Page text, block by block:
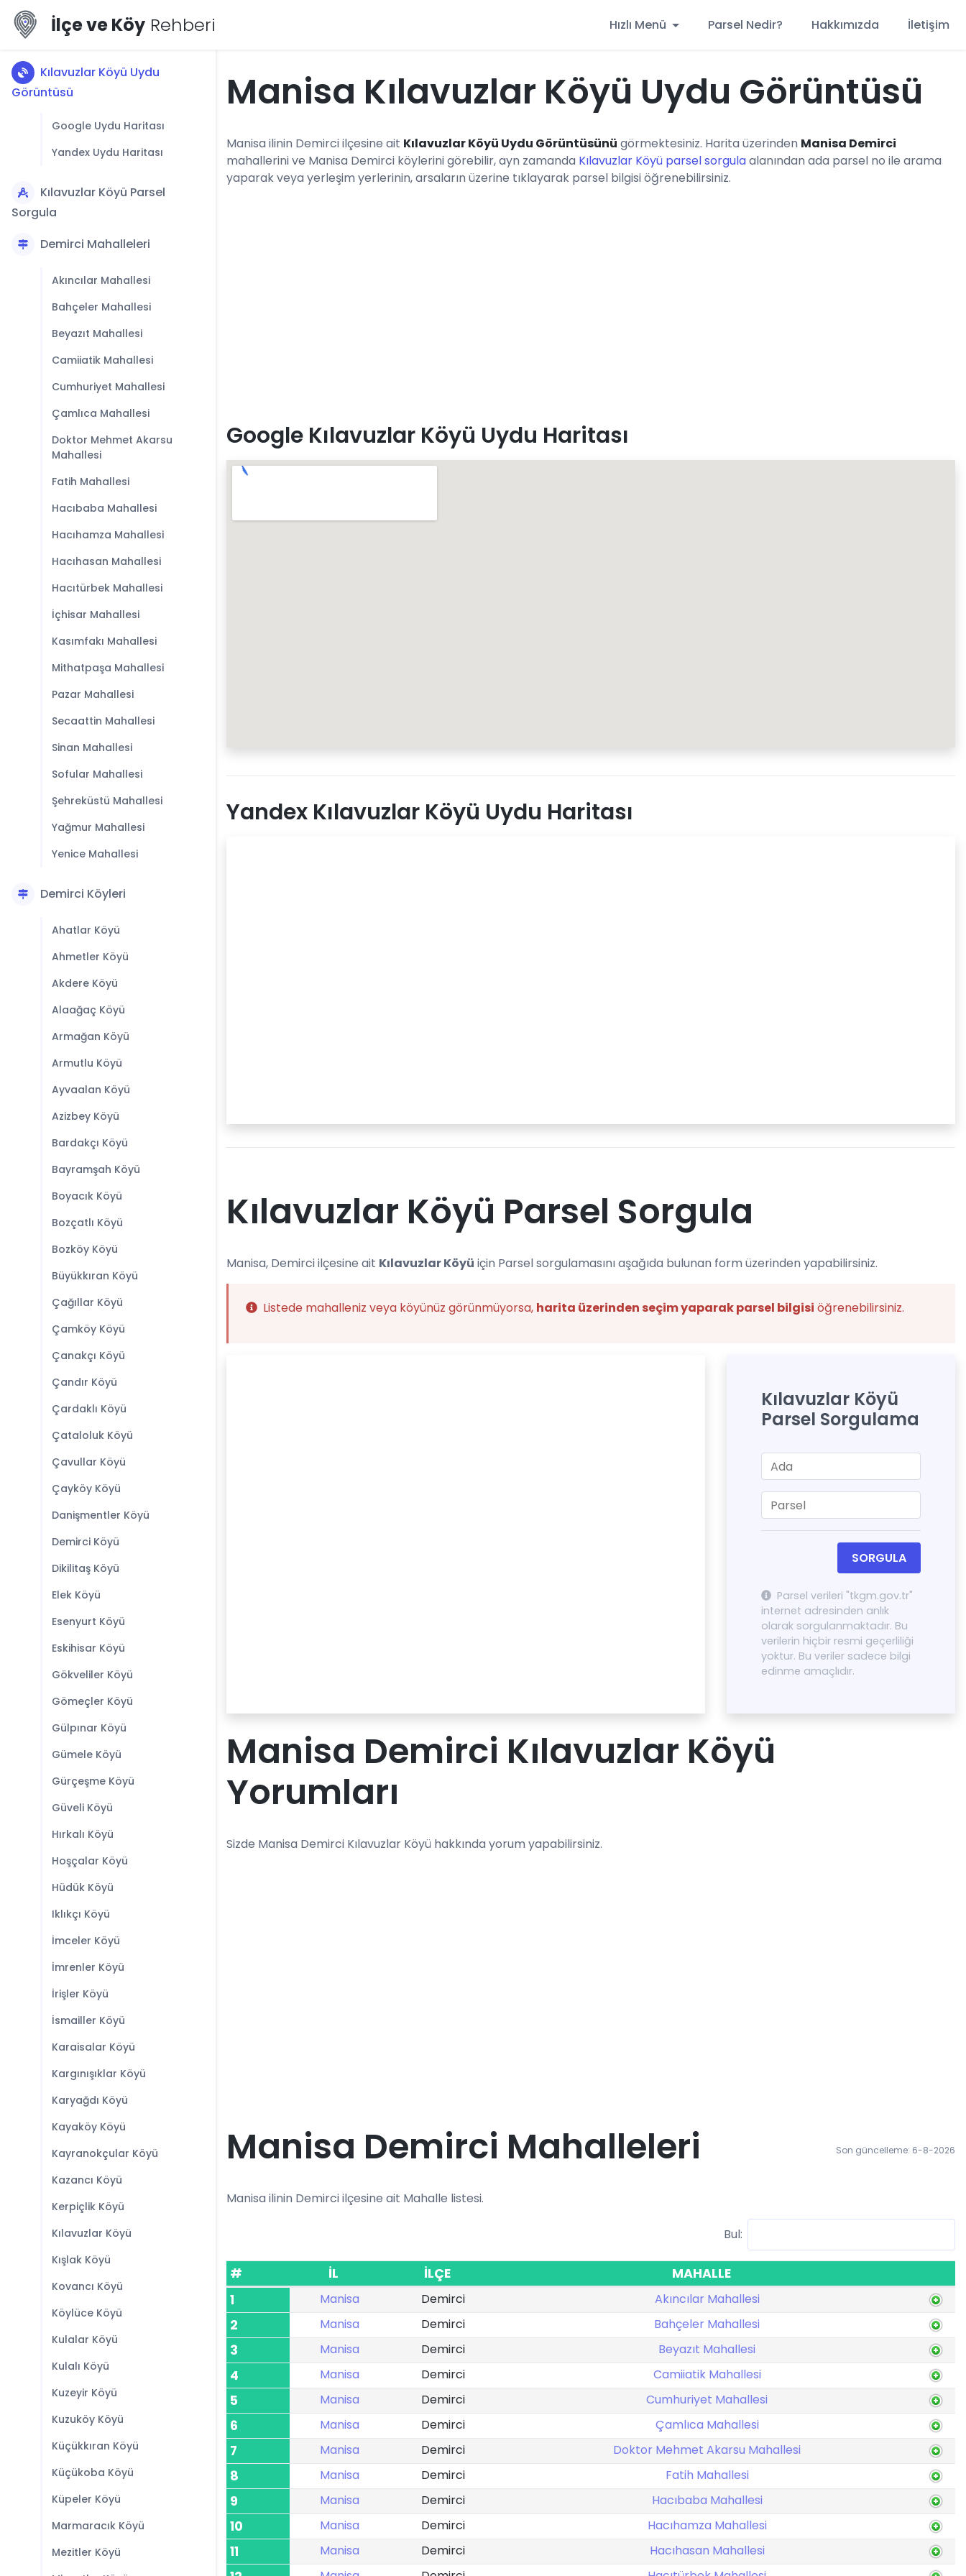
İlçe ve Köy Rehberi Hızlı Menü Parsel Nedir? Hakkımızda İletişim
Kılavuzlar Köyü Uydu
Görüntüsü
Google Uydu Haritası
Yandex Uydu Haritası
Kılavuzlar Köyü Parsel
Sorgula
Demirci Mahalleleri
Akıncılar Mahallesi
Bahçeler Mahallesi
Beyazıt Mahallesi
Camiiatik Mahallesi
Cumhuriyet Mahallesi
Çamlıca Mahallesi
Doktor Mehmet Akarsu
Mahallesi
Fatih Mahallesi
Hacıbaba Mahallesi
Hacıhamza Mahallesi
Hacıhasan Mahallesi
Hacıtürbek Mahallesi
İçhisar Mahallesi
Kasımfakı Mahallesi
Mithatpaşa Mahallesi
Pazar Mahallesi
Secaattin Mahallesi
Sinan Mahallesi
Sofular Mahallesi
Şehreküstü Mahallesi
Yağmur Mahallesi
Yenice Mahallesi
Demirci Köyleri
Ahatlar Köyü
Ahmetler Köyü
Akdere Köyü
Alaağaç Köyü
Armağan Köyü
Armutlu Köyü
Ayvaalan Köyü
Azizbey Köyü
Bardakçı Köyü
Bayramşah Köyü
Boyacık Köyü
Bozçatlı Köyü
Bozköy Köyü
Büyükkıran Köyü
Çağıllar Köyü
Çamköy Köyü
Çanakçı Köyü
Çandır Köyü
Çardaklı Köyü
Çataloluk Köyü
Çavullar Köyü
Çayköy Köyü
Danişmentler Köyü
Demirci Köyü
Dikilitaş Köyü
Elek Köyü
Esenyurt Köyü
Eskihisar Köyü
Gökveliler Köyü
Gömeçler Köyü
Gülpınar Köyü
Gümele Köyü
Gürçeşme Köyü
Güveli Köyü
Hırkalı Köyü
Hoşçalar Köyü
Hüdük Köyü
Iklıkçı Köyü
İmceler Köyü
İmrenler Köyü
İrişler Köyü
İsmailler Köyü
Karaisalar Köyü
Kargınışıklar Köyü
Karyağdı Köyü
Kayaköy Köyü
Kayranokçular Köyü
Kazancı Köyü
Kerpiçlik Köyü
Kılavuzlar Köyü
Kışlak Köyü
Kovancı Köyü
Köylüce Köyü
Kulalar Köyü
Kulalı Köyü
Kuzeyir Köyü
Kuzuköy Köyü
Küçükkıran Köyü
Küçükoba Köyü
Küpeler Köyü
Marmaracık Köyü
Mezitler Köyü
Manisa Kılavuzlar Köyü Uydu Görüntüsü
Manisa ilinin Demirci ilçesine ait Kılavuzlar Köyü Uydu Görüntüsünü görmektesiniz. Harita üzerinden Manisa Demirci
mahallerini ve Manisa Demirci köylerini görebilir, ayn zamanda Kılavuzlar Köyü parsel sorgulaalanından ada parsel no ile arama
yaparak veya yerleşim yerlerinin, arsaların üzerine tıklayarak parsel bilgisi öğrenebilirsiniz.
Google Kılavuzlar Köyü Uydu Haritası
Yandex Kılavuzlar Köyü Uydu Haritası
Kılavuzlar Köyü Parsel Sorgula
Manisa, Demirci ilçesine ait Kılavuzlar Köyü için Parsel sorgulamasını aşağıda bulunan form üzerinden yapabilirsiniz.
Listede mahalleniz veya köyünüz görünmüyorsa, harita üzerinden seçim yaparak parsel bilgisi öğrenebilirsiniz.
Kılavuzlar Köyü
Parsel Sorgulama
SORGULA
Parsel verileri "tkgm.gov.tr"
internet adresinden anlık
olarak sorgulanmaktadır. Bu
verilerin hiçbir resmi geçerliliği
yoktur. Bu veriler sadece bilgi
edinme amaçlıdır.
Manisa Demirci Kılavuzlar Köyü
Yorumları
Sizde Manisa Demirci Kılavuzlar Köyü hakkında yorum yapabilirsiniz.
Manisa Demirci Mahalleleri Son güncelleme: 6-8-2026
Manisa ilinin Demirci ilçesine ait Mahalle listesi.
Bul:
# İL İLÇE
MAHALLE
1
Manisa Demirci Akıncılar Mahallesi
2 Manisa Demirci Bahçeler Mahallesi
3 Manisa Demirci Beyazıt Mahallesi
4 Manisa Demirci Camiiatik Mahallesi
5 Manisa Demirci Cumhuriyet Mahallesi
6 Manisa Demirci Çamlıca Mahallesi
7 Manisa Demirci Doktor Mehmet Akarsu Mahallesi
8 Manisa Demirci Fatih Mahallesi
9 Manisa Demirci Hacıbaba Mahallesi
10 Manisa Demirci Hacıhamza Mahallesi
11 Manisa Demirci Hacıhasan Mahallesi